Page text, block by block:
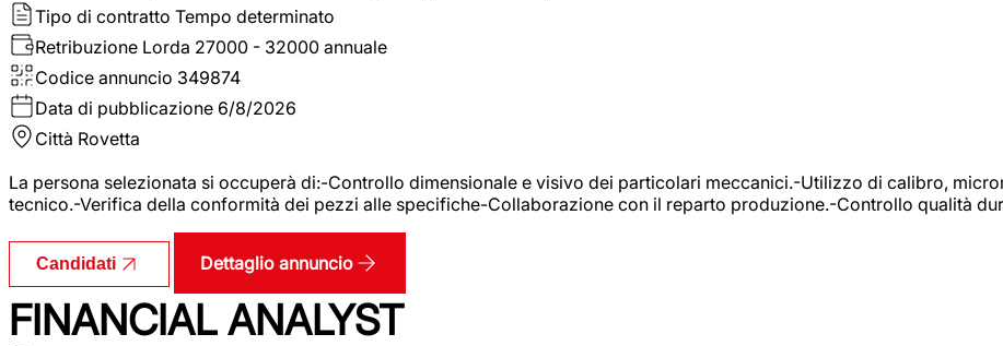
Tipo di contratto Tempo determinato
Retribuzione Lorda 27000 - 32000 annuale
Codice annuncio 349874
Data di pubblicazione 6/8/2026
Città Rovetta
La persona selezionata si occuperà di:-Controllo dimensionale e visivo dei particolari meccanici.-Utilizzo di calibro,
tecnico.-Verifica della conformità dei pezzi alle specifiche-Collaborazione con il reparto produzione.-Controllo qualità
Candidati Dettaglio annuncio
FINANCIAL ANALYST